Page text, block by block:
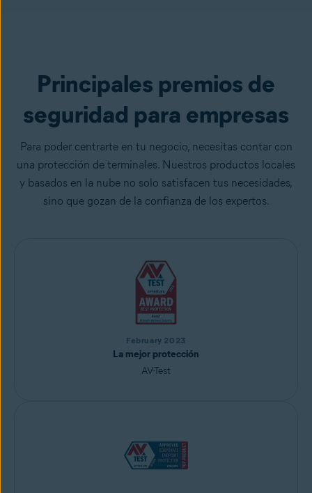
Principales premios de
seguridad para empresas
Para poder centrarte en tu negocio, necesitas contar con
una protección de terminales. Nuestros productos locales
y basados en la nube no solo satisfacen tus necesidades,
sino que gozan de la confianza de los expertos.
February 2023
La mejor protección
AV-Test